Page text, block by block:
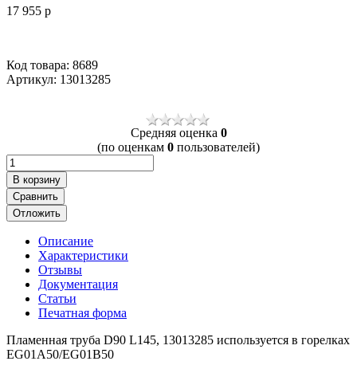
17 955 p
Код товара: 8689
Артикул: 13013285
Cредняя оценка 0
(по оценкам 0 пользователей)
В корзину
Сравнить
Отложить
Описание
Характеристики
Отзывы
Документация
Статьи
Печатная форма
Пламенная труба D90 L145, 13013285 используется в горелках
EG01A50/EG01B50